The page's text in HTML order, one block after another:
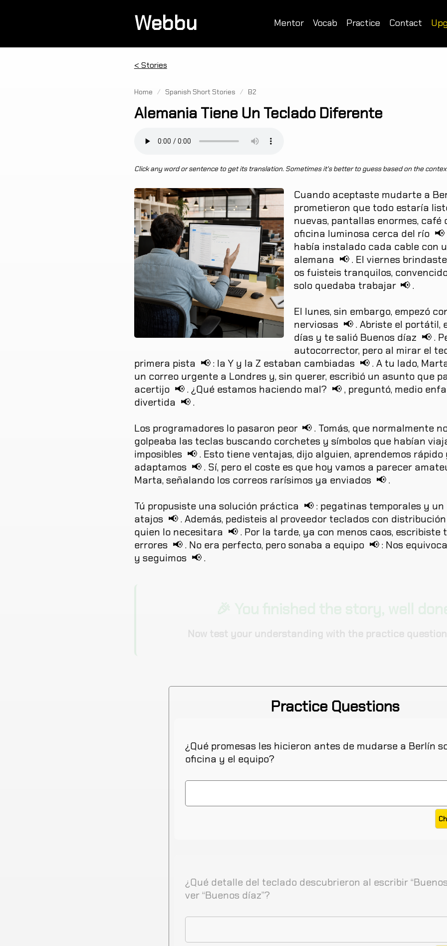
Webbu Mentor Vocab Practice Contact
< Stories
Home / Spanish Short Stories / B2
Alemania Tiene Un Teclado Diferente
Click any word or sentence to get its translation. Sometimes it's better to guess based on the
Cuando aceptaste mudarte a
prometieron que todo estaría
nuevas, pantallas enormes, café
oficina luminosa cerca del río 📢
había instalado cada cable con
alemana 📢 . El viernes
os fuisteis tranquilos,
solo quedaba trabajar 📢 .
El lunes,sin embargo, empezó
nerviosas 📢 . Abriste el portátil,
días y te salió Buenos díaz 📢 .
autocorrector, pero al mirar el
primera pista 📢 : la Y y la Z estaban cambiadas 📢 . A tu lado,
un correo urgente a Londres y,sin querer, escribió un asunto que
acertijo 📢 . ¿Qué estamos haciendo mal? 📢 , preguntó, medio
divertida 📢 .
Los programadores lo pasaron peor 📢 . Tomás, que normalmente
golpeaba las teclas buscando corchetes y símbolos que habían
imposibles 📢 . Esto tiene ventajas, dijo alguien, aprendemos rápido
adaptamos 📢 . Sí, pero el coste es que hoy vamos a parecer
Marta,señalando los correos rarísimos ya enviados 📢 .
Tú propusiste una solución práctica 📢 : pegatinas temporales y un
atajos 📢 . Además, pedisteis al proveedor teclados con distribución
quien lo necesitara 📢 . Por la tarde, ya con menos caos, escribiste
errores 📢 . No era perfecto, pero sonaba a equipo 📢 : Nos
y seguimos 📢 .
Now test your understanding with the practice
Practice Questions
¿Qué promesas les hicieron antes de mudarse a Berlín
oficina y el equipo?
¿Qué detalle del teclado descubrieron al escribir
ver “Buenos díaz”?